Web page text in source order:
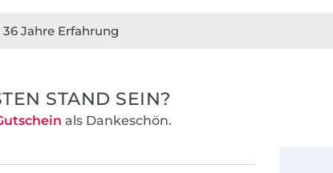
36 Jahre Erfahrung
STAND SEIN?
als Dankeschön.